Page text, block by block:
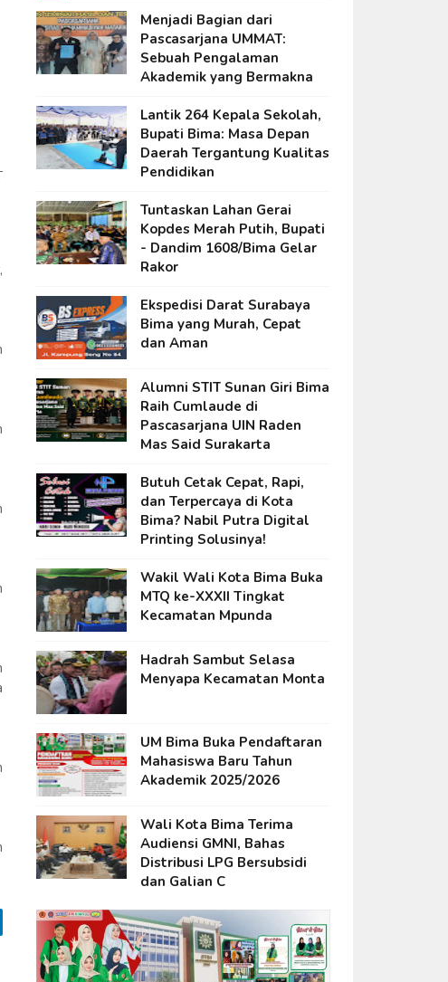
Menjadi Bagian dari
Pascasarjana UMMAT:
Sebuah Pengalaman
Akademik yang Bermakna
Lantik 264 Kepala Sekolah,
Bupati Bima: Masa Depan
Daerah Tergantung Kualitas
Pendidikan
Tuntaskan Lahan Gerai
Kopdes Merah Putih, Bupati
- Dandim 1608/Bima Gelar
Rakor
Ekspedisi Darat Surabaya
Bima yang Murah, Cepat
dan Aman
Alumni STIT Sunan Giri Bima
Raih Cumlaude di
Pascasarjana UIN Raden
Mas Said Surakarta
Butuh Cetak Cepat, Rapi,
dan Terpercaya di Kota
Bima? Nabil Putra Digital
Printing Solusinya!
Wakil Wali Kota Bima Buka
MTQ ke-XXXII Tingkat
Kecamatan Mpunda
Hadrah Sambut Selasa
Menyapa Kecamatan Monta
UM Bima Buka Pendaftaran
Mahasiswa Baru Tahun
Akademik 2025/2026
Wali Kota Bima Terima
Audiensi GMNI, Bahas
Distribusi LPG Bersubsidi
dan Galian C